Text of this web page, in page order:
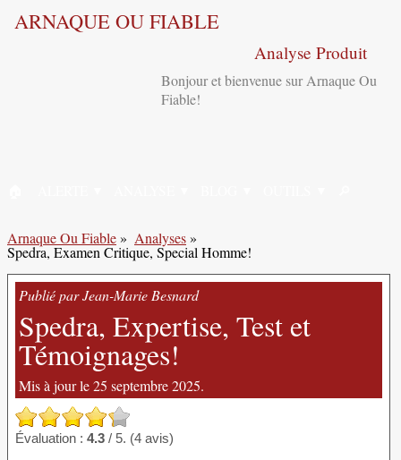
ARNAQUE OU FIABLE
Analyse Produit
Bonjour et bienvenue sur Arnaque Ou
Fiable!
Arnaque Ou Fiable» Analyses»
Spedra, Examen Critique, Special Homme!
Publié par Jean-Marie Besnard
Spedra, Expertise, Test et
Témoignages!
Mis à jour le 25 septembre 2025.
Évaluation : 4.3 / 5. (4 avis)